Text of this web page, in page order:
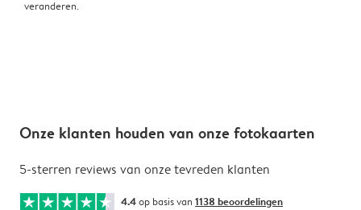
veranderen.
Onze klanten houden van onze fotokaarten
5-sterren reviews van onze tevreden klanten
4.4op basis van 1138 beoordelingen